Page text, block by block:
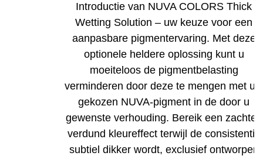
Introductie van NUVA COLORS Thick
Wetting Solution – uw keuze voor een
aanpasbare pigmentervaring. Met deze
optionele heldere oplossing kunt u
moeiteloos de pigmentbelasting
verminderen door deze te mengen met uw
gekozen NUVA-pigment in de door u
gewenste verhouding. Bereik een zachter,
verdund kleureffect terwijl de consistentie
subtiel dikker wordt, exclusief ontworpen